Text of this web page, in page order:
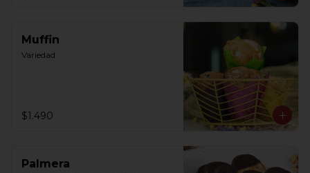
Muffin
Variedad
$1.490
Palmera